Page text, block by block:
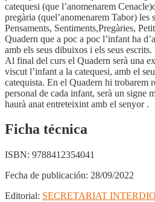
catequesi (que l’anomenarem
pregària (quel’anomenarem Tabor) les
Pensaments, Sentiments,Pregàries,
Quadern que a poc a poc l’infant ha
amb els seus dibuixos i els seus escrits.
Al final del curs el Quadern serà una
viscut l’infant a la catequesi, amb el
catequista. En el Quadern hi trobarem
personal de cada infant, serà un signe
haurà anat entreteixint amb el senyor .
Ficha técnica
ISBN: 9788412354041
Fecha de publicación: 28/09/2022
Editorial: SECRETARIAT